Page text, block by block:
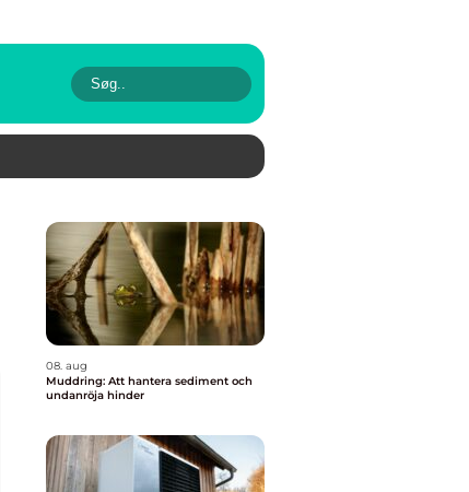
08. aug
Muddring: Att hantera sediment och
undanröja hinder